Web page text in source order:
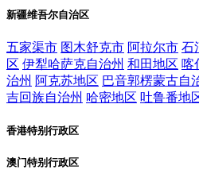
新疆维吾尔自治区
五家渠市 图木舒克市 阿拉尔市 石
区 伊犁哈萨克自治州 和田地区 喀
治州 阿克苏地区 巴音郭楞蒙古自
吉回族自治州 哈密地区 吐鲁番地
香港特别行政区
澳门特别行政区